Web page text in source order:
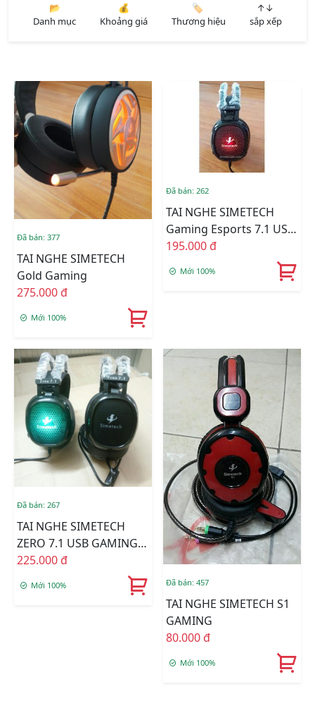
📂
Danh mục
💰
Khoảng giá
🏷️
Thương hiệu
↑↓
sắp xếp
Đã bán: 377
TAI NGHE SIMETECH
Gold Gaming
275.000 đ
Mới 100%
Đã bán: 262
TAI NGHE SIMETECH
Gaming Esports 7.1 USB
Led Nhiều Màu
195.000 đ
Mới 100%
Đã bán: 267
TAI NGHE SIMETECH
ZERO 7.1 USB GAMING
LED RGB
225.000 đ
Mới 100% Đã bán: 457
TAI NGHE SIMETECH S1
GAMING
80.000 đ
Mới 100%